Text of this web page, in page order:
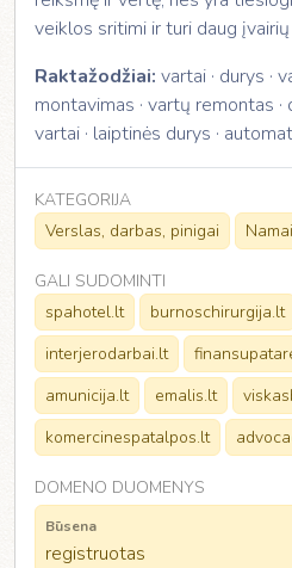
veiklos sritimi ir turi daug
Raktažodžiai: vartai · durys ·
montavimas · vartų remontas ·
vartai · laiptinės durys ·
KATEGORIJA
Verslas, darbas, pinigai
GALI SUDOMINTI
spahotel.lt
burnoschirurgija.lt
interjerodarbai.lt
amunicija.lt
emalis.lt
komercinespatalpos.lt
DOMENO DUOMENYS
Būsena
registruotas